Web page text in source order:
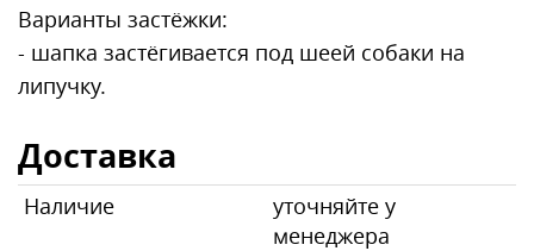
Варианты застёжки:
- шапка застёгивается под шеей собаки на
липучку.
Доставка
Наличие
уточняйте у
менеджера